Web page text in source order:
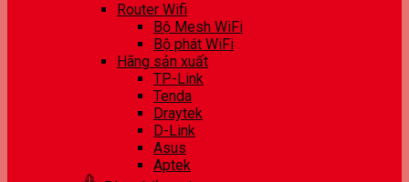
Router Wifi
Bộ Mesh WiFi
Bộ phát WiFi
Hãng sản xuất
TP-Link
Tenda
Draytek
D-Link
Asus
Aptek